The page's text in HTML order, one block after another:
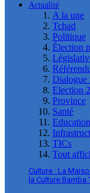
Actualité
A la une
Tchad
Politique
Élection
Dialogue
Election
Province
Santé
Education
TICs
Tout
Culture : La
la Culture